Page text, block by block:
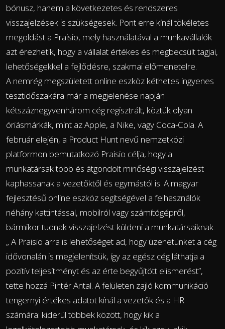
bónusz, hanem a következetes és rendszeres
visszajelzések is szükségesek. Pont erre kínál tökéletes
megoldást a Praisio, mely használatával a munkavállalók
azt érezhetik, hogy a vállalat értékes és megbecsült tagjai,
lehetőségekkel a fejlődésre, szakmai előmenetelre.
A nemrég megszületett online eszköz kéthetes ingyenes
tesztidőszakára már a megjelenése napján
kétszáznegyvenhárom cég regisztrált, köztük olyan
óriásmárkák, mint az Apple, a Nike, vagy Coca-Cola. A
február elején, a Product Hunt nevű nemzetközi
platformon bemutatkozó Praisio célja, hogy a
munkatársak több és átgondolt minőségi visszajelzést
kaphassanak a vezetőktől és egymástól is. A magyar
fejlesztésű online eszköz segítségével a felhasználók
néhány kattintással, mobilról vagy számítógépről,
bármikor tudnak visszajelzést küldeni a munkatársaiknak.
„ A Praisio arra is lehetőséget ad, hogy üzenetünket a cég
idővonalán is megjelenítsük, így az egész cég láthatja a
pozitív teljesítményt és az érte begyűjtött elismerést”,
tette hozzá Pintér Antal. A felületen zajló kommunikáció
tengernyi értékes adatot kínál a vezetők és a HR
számára: kiderül többek között, hogy kik a